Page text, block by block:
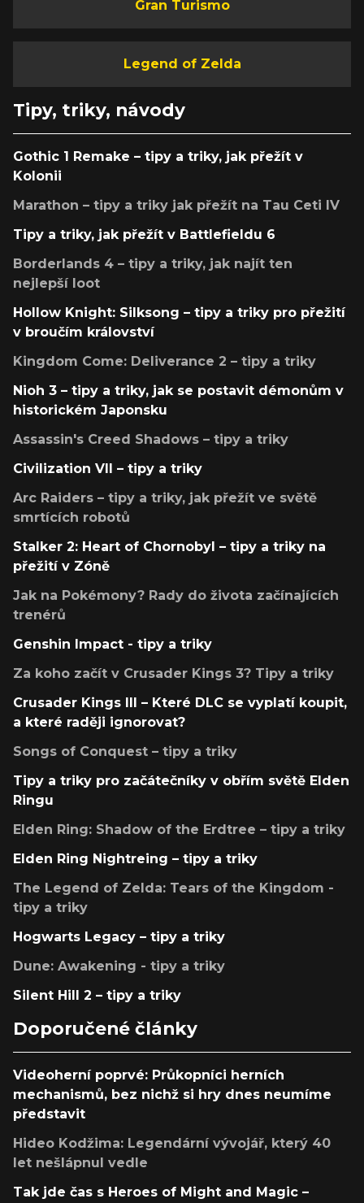
Gran Turismo
Legend of Zelda
Tipy, triky, návody
Gothic 1 Remake – tipy a triky, jak přežít v
Kolonii
Marathon – tipy a triky jak přežít na Tau Ceti IV
Tipy a triky, jak přežít v Battlefieldu 6
Borderlands 4 – tipy a triky, jak najít ten
nejlepší loot
Hollow Knight: Silksong – tipy a triky pro přežití
v broučím království
Kingdom Come: Deliverance 2 – tipy a triky
Nioh 3 – tipy a triky, jak se postavit démonům v
historickém Japonsku
Assassin's Creed Shadows – tipy a triky
Civilization VII – tipy a triky
Arc Raiders – tipy a triky, jak přežít ve světě
smrtících robotů
Stalker 2: Heart of Chornobyl – tipy a triky na
přežití v Zóně
Jak na Pokémony? Rady do života začínajících
trenérů
Genshin Impact - tipy a triky
Za koho začít v Crusader Kings 3? Tipy a triky
Crusader Kings III – Které DLC se vyplatí koupit,
a které raději ignorovat?
Songs of Conquest – tipy a triky
Tipy a triky pro začátečníky v obřím světě Elden
Ringu
Elden Ring: Shadow of the Erdtree – tipy a triky
Elden Ring Nightreing – tipy a triky
The Legend of Zelda: Tears of the Kingdom -
tipy a triky
Hogwarts Legacy – tipy a triky
Dune: Awakening - tipy a triky
Silent Hill 2 – tipy a triky
Doporučené články
Videoherní poprvé: Průkopníci herních
mechanismů, bez nichž si hry dnes neumíme
představit
Hideo Kodžima: Legendární vývojář, který 40
let nešlápnul vedle
Tak jde čas s Heroes of Might and Magic –